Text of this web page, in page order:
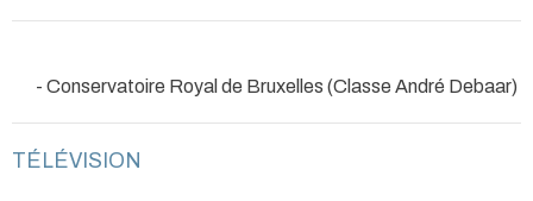
- Conservatoire Royal de Bruxelles (Classe André Debaar)
TÉLÉVISION